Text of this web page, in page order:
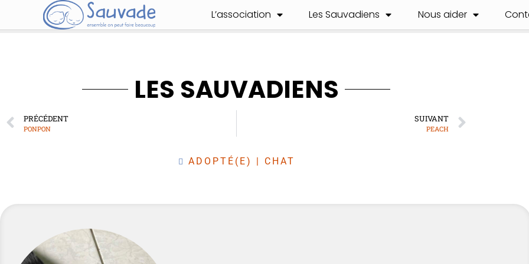
L’association Les Sauvadiens Nous aider
LES SAUVADIENS
PRÉCÉDENT
PONPON
SUIVANT
PEACH
ADOPTÉ(E) | CHAT